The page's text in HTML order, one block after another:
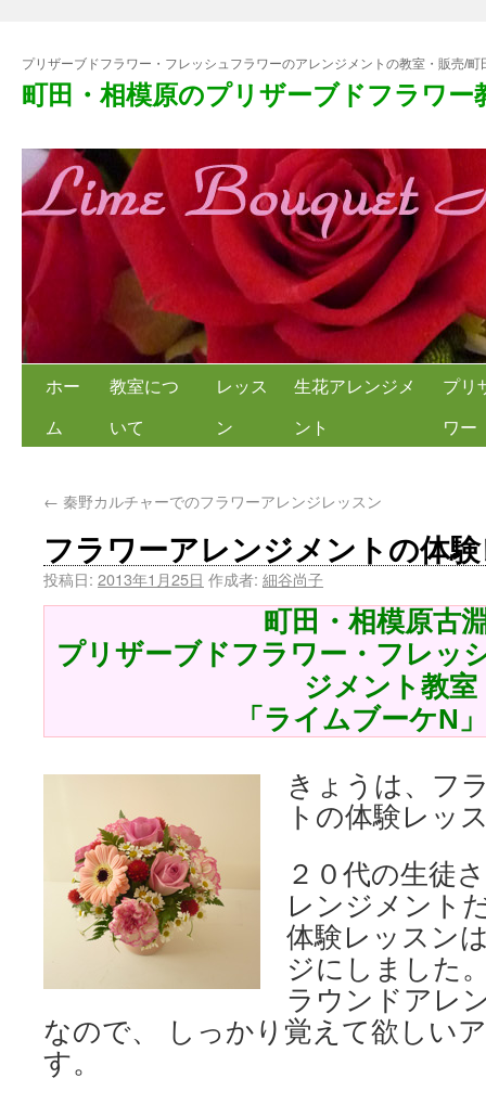
プリザーブドフラワー・フレッシュフラワーのアレンジメントの教室・販売/町
町田・相模原のプリザーブドフラワ
ホー
ム
教室につ
いて
レッス
ン
生花アレンジメ
ント
プリ
ワー
← 秦野カルチャーでのフラワーアレンジレッスン
フラワーアレンジメントの体
投稿日: 2013年1月25日 作成者: 細谷尚子
町田・相模原古
プリザーブドフラワー・フレッ
ジメント教室
「ライムブーケN
きょうは、フ
トの体験レッ
２０代の生徒
レンジメント
体験レッスン
ジにしました
ラウンドアレ
なので、 しっかり覚えて欲しい
す。